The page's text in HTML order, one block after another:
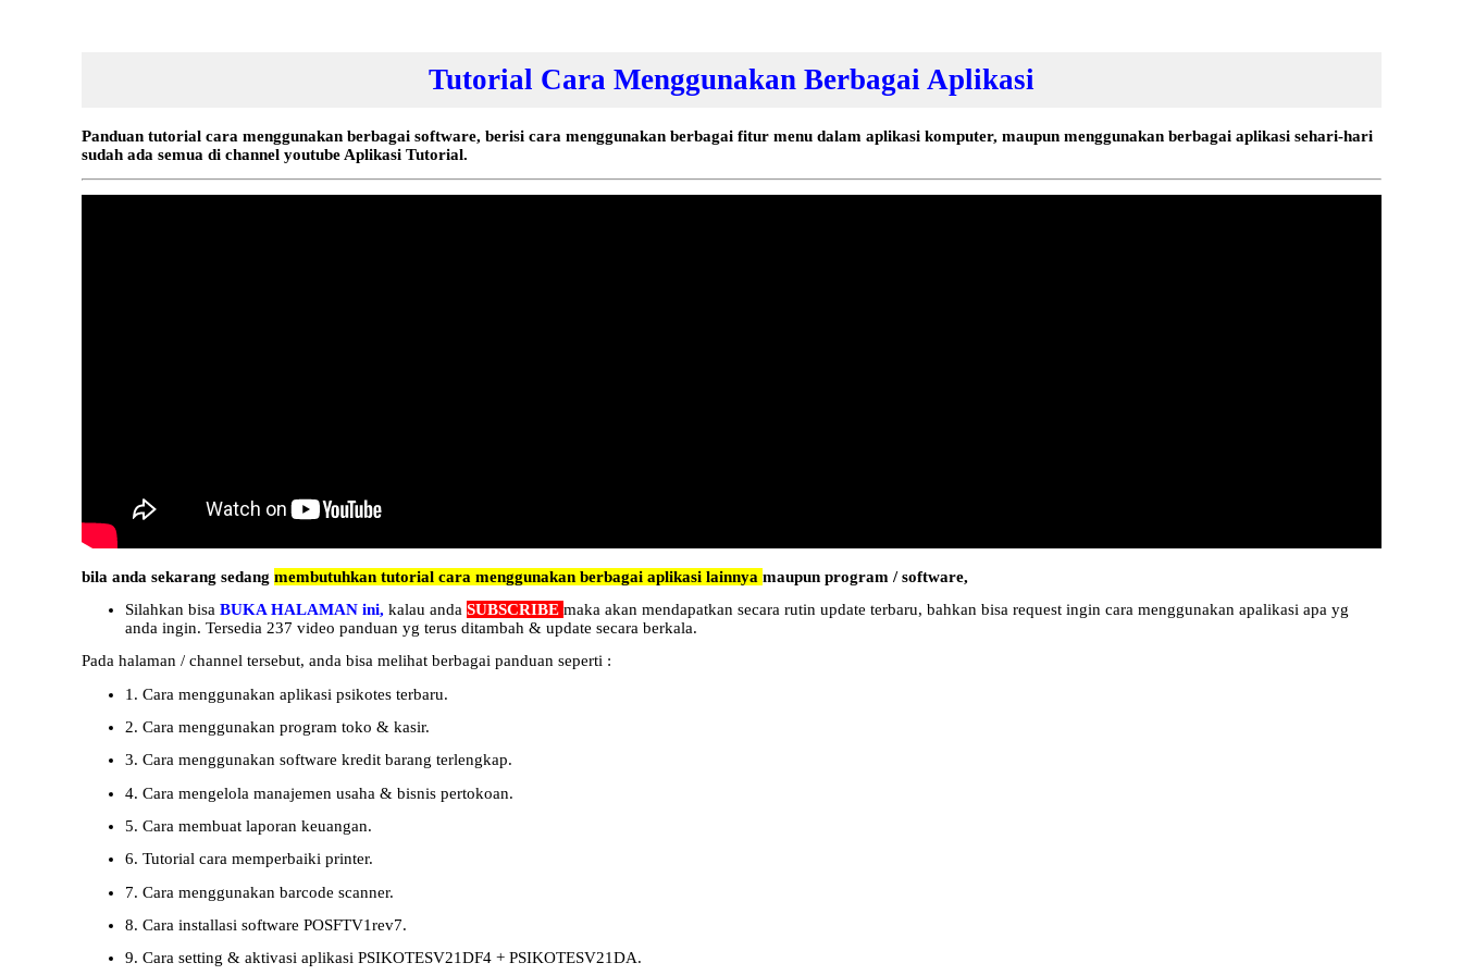
Tutorial Cara Menggunakan Berbagai Aplikasi
Panduan tutorial cara menggunakan berbagai software, berisi cara menggunakan berbagai fitur menu dalam aplikasi komputer, maupun menggunakan berbagai aplikasi sehari-hari
sudah ada semua di channel youtube Aplikasi Tutorial.
bila anda sekarang sedang membutuhkan tutorial cara menggunakan berbagai aplikasi lainnya maupun program / software,
Silahkan bisa BUKA HALAMAN ini, kalau anda SUBSCRIBE maka akan mendapatkan secara rutin update terbaru, bahkan bisa request ingin cara menggunakan apalikasi apa yg
anda ingin. Tersedia 237 video panduan yg terus ditambah & update secara berkala.
Pada halaman / channel tersebut, anda bisa melihat berbagai panduan seperti :
1. Cara menggunakan aplikasi psikotes terbaru.
2. Cara menggunakan program toko & kasir.
3. Cara menggunakan software kredit barang terlengkap.
4. Cara mengelola manajemen usaha & bisnis pertokoan.
5. Cara membuat laporan keuangan.
6. Tutorial cara memperbaiki printer.
7. Cara menggunakan barcode scanner.
8. Cara installasi software POSFTV1rev7.
9. Cara setting & aktivasi aplikasi PSIKOTESV21DF4 + PSIKOTESV21DA.